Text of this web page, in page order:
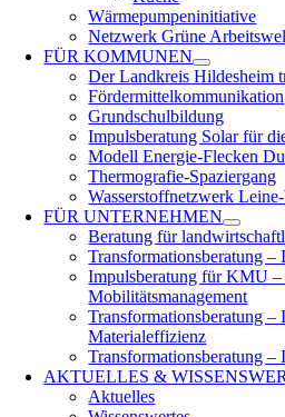
Wärmepumpeninitiative
Netzwerk Grüne
FÜRKOMMUNEN
Der Landkreis Hildesheim
Fördermittelkommunikation
Grundschulbildung
Impulsberatung Solar für
Modell Energie-Flecken
Thermografie-Spaziergang
Wasserstoffnetzwerk
FÜRUNTERNEHMEN
Beratung für
Transformationsberatung –
Impulsberatung für KMU –
Mobilitätsmanagement
Transformationsberatung –
Materialeffizienz
Transformationsberatung
AKTUELLES &
Aktuelles